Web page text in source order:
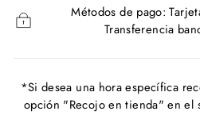
Métodos de pago:
Transferencia
*Si desea una hora específica
opción "Recojo en tienda" en el